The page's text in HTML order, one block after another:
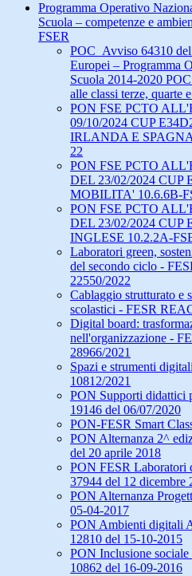
Programma Operativo
Scuola – competenze e
FSER
POC_Avviso 64310
Europei – Programma
Scuola 2014-2020
alle classi terze, quarte
PON FSE PCTO
09/10/2024 CUP
IRLANDA E
22
PON FSE PCTO
DEL 23/02/2024 CUP
MOBILITA' 10.6.6B-
PON FSE PCTO
DEL 23/02/2024 CUP
INGLESE 10.2.2A-
Laboratori green,
del secondo ciclo -
22550/2022
Cablaggio strutturato e
scolastici - FESR
Digital board:
nell'organizzazione -
28966/2021
Spazi e strumenti
10812/2021
PON Supporti didattici
19146 del 06/07/2020
PON-FESR Smart
PON Alternanza 2^
del 20 aprile 2018
PON FESR Laboratori
37944 del 12 dicembre
PON Alternanza
05-04-2017
PON Ambienti digitali
12810 del 15-10-2015
PON Inclusione
10862 del 16-09-2016